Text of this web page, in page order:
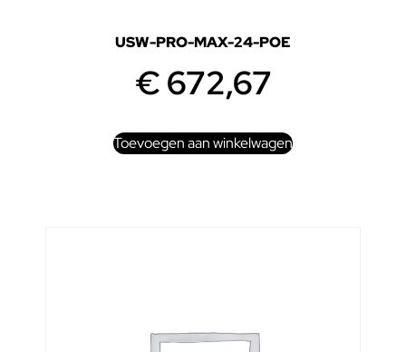
USW-PRO-MAX-24-POE
€672,67
Toevoegen aan winkelwagen